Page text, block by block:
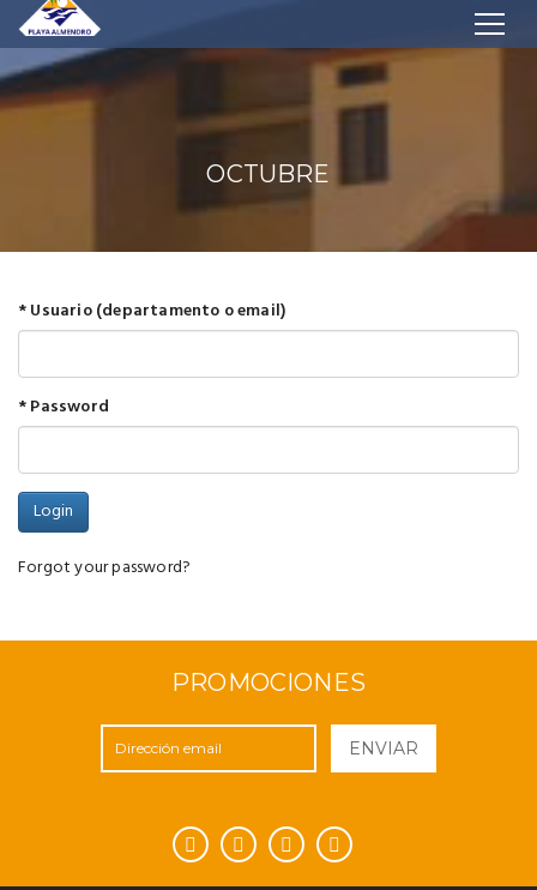
OCTUBRE
* Usuario (departamento o email)
* Password
Forgot your password?
PROMOCIONES
ENVIAR